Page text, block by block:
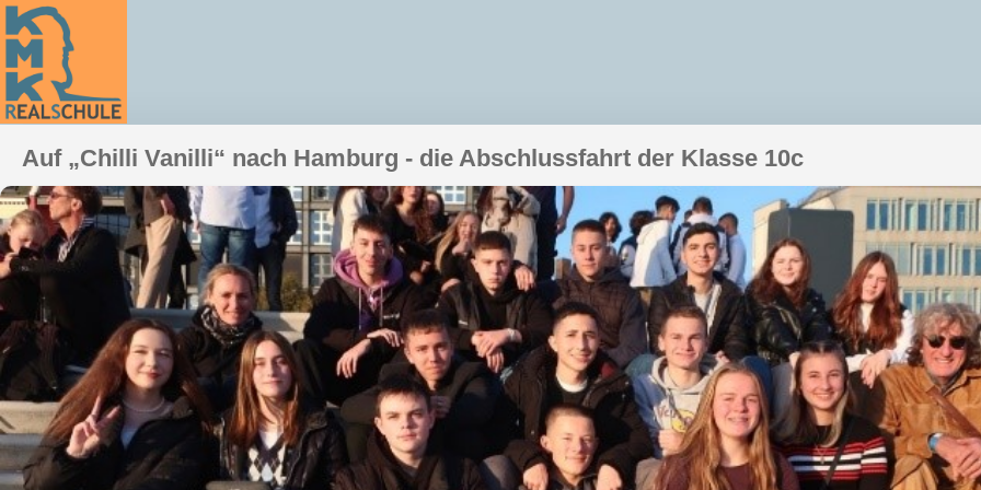
Auf „Chilli Vanilli“ nach Hamburg - die Abschlussfahrt der Klasse 10c